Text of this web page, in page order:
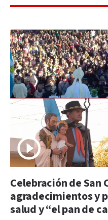
Celebración de San
agradecimientos y
salud y “el pan de